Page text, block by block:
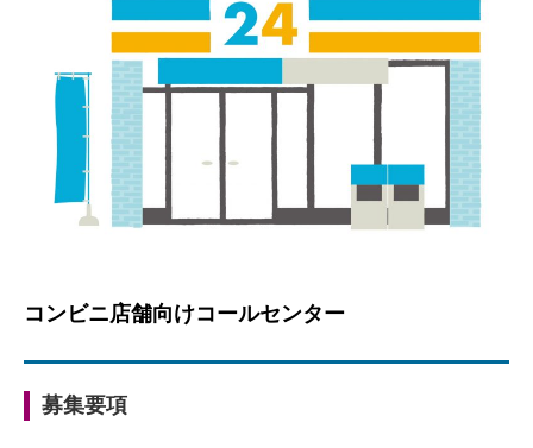
コンビニ店舗向けコールセンター
募集要項